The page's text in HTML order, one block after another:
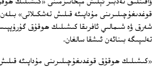
قوغدىغۇچىلىرىنى مۇداپىئە قىلىش تەشكىلاتى»
شەرق ۋە شىمالىي ئافرىقا كىشىلىك ھوقۇق
تەلىپىگە بىنائەن ئىشقا سالغان.
«كىشىلىك ھوقۇق قوغدىغۇچىلىرىنى مۇداپىئە